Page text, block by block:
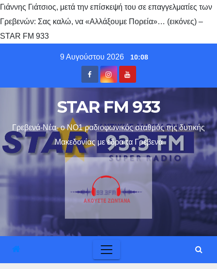
Γιάννης Γιάτσιος, μετά την επίσκεψή του σε επαγγελματίες των
Γρεβενών: Σας καλώ, να «Αλλάξουμε Πορεία»… (εικόνες) –
STAR FM 933
9 Αυγούστου 2026 10:08
STAR FM 933
Γρεβενά-Νέα- ο ΝΟ1 ραδιοφωνικός σταθμός της δυτικής
Μακεδονίας με έδρα τα Γρεβενα